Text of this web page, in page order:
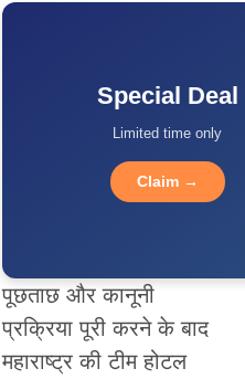
Special Deal
Limited time only
Claim →
पूछताछ और कानूनी
प्रक्रिया पूरी करने के बाद
महाराष्ट्र की टीम होटल